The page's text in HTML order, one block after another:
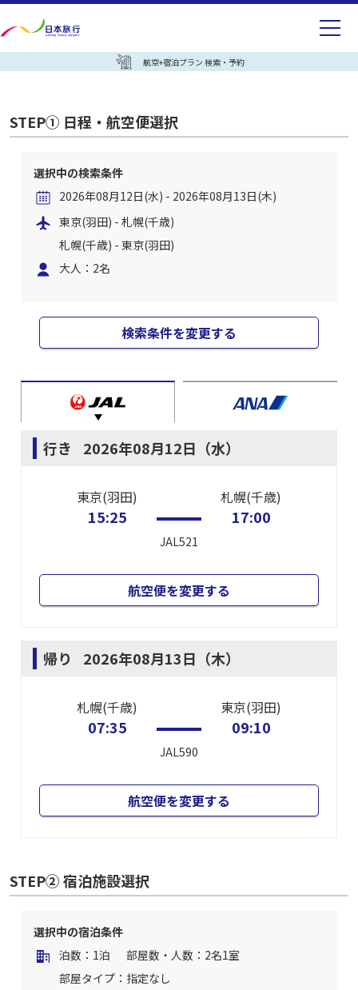
航空+宿泊プラン 検索・予約
STEP① 日程・航空便選択
選択中の検索条件
2026年08月12日(水) - 2026年08月13日(木)
東京(羽田) - 札幌(千歳)
札幌(千歳) - 東京(羽田)
大人：2名
検索条件を変更する
行き 2026年08月12日（水）
東京(羽田)
15:25
JAL521
札幌(千歳)
17:00
航空便を変更する
帰り 2026年08月13日（木）
札幌(千歳)
07:35
JAL590
東京(羽田)
09:10
航空便を変更する
STEP② 宿泊施設選択
選択中の宿泊条件
泊数：1泊
部屋数・人数：2名1室
部屋タイプ：指定なし